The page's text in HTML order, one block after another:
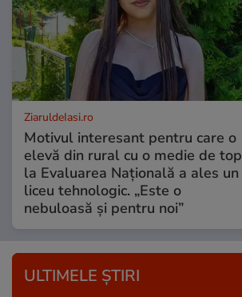
ZiaruldeIasi.ro
Motivul interesant pentru care o
elevă din rural cu o medie de top
la Evaluarea Națională a ales un
liceu tehnologic. „Este o
nebuloasă și pentru noi”
ULTIMELE ȘTIRI